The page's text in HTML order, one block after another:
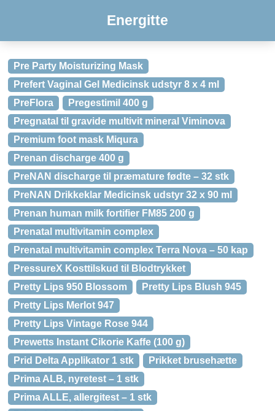
Energitte
Pre Party Moisturizing Mask
Prefert Vaginal Gel Medicinsk udstyr 8 x 4 ml
PreFlora
Pregestimil 400 g
Pregnatal til gravide multivit mineral Viminova
Premium foot mask Miqura
Prenan discharge 400 g
PreNAN discharge til præmature fødte – 32 stk
PreNAN Drikkeklar Medicinsk udstyr 32 x 90 ml
Prenan human milk fortifier FM85 200 g
Prenatal multivitamin complex
Prenatal multivitamin complex Terra Nova – 50 kap
PressureX Kosttilskud til Blodtrykket
Pretty Lips 950 Blossom
Pretty Lips Blush 945
Pretty Lips Merlot 947
Pretty Lips Vintage Rose 944
Prewetts Instant Cikorie Kaffe (100 g)
Prid Delta Applikator 1 stk
Prikket brusehætte
Prima ALB, nyretest – 1 stk
Prima ALLE, allergitest – 1 stk